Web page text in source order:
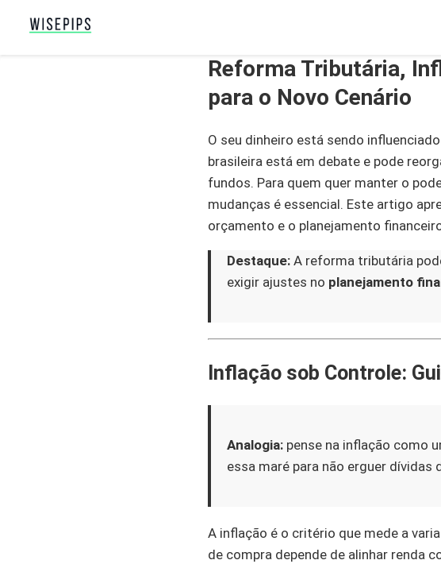
Reforma Tributária,
para o Novo Cenário
O seu dinheiro está sendo
brasileira está em debate e pode
fundos. Para quem quer manter o
mudanças é essencial. Este artigo
orçamento e o planejamento
Destaque: A reforma tributária
exigir ajustes no planejamento
Inflação sob Controle:
Analogia: pense na inflação como
essa maré para não erguer dívidas
A inflação é o critério que mede a
de compra depende de alinhar renda